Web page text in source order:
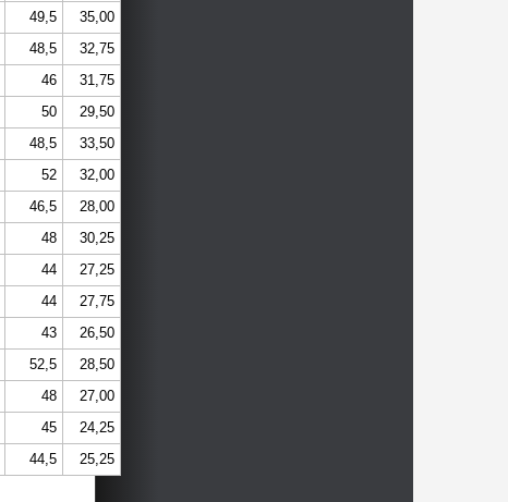
49,5
35,00
48,5
32,75
46
31,75
50
29,50
48,5
33,50
52
32,00
46,5
28,00
48
30,25
44
27,25
44
27,75
43
26,50
52,5
28,50
48
27,00
45
24,25
44,5 25,25